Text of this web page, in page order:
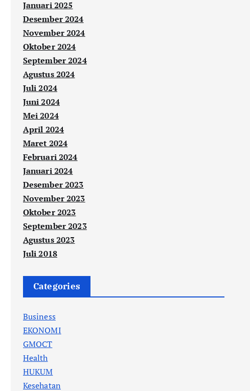
Januari 2025
Desember 2024
November 2024
Oktober 2024
September 2024
Agustus 2024
Juli 2024
Juni 2024
Mei 2024
April 2024
Maret 2024
Februari 2024
Januari 2024
Desember 2023
November 2023
Oktober 2023
September 2023
Agustus 2023
Juli 2018
Categories
Business
EKONOMI
GMOCT
Health
HUKUM
Kesehatan